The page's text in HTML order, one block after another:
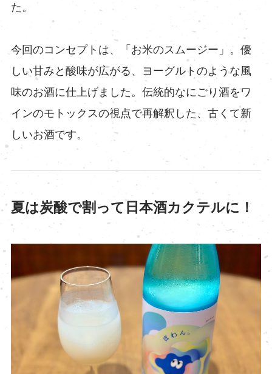
た。
今回のコンセプトは、「お米のスムージー」。優
しい甘みと酸味が広がる、ヨーグルトのような風
味のお酒に仕上げました。伝統的なにごり酒をワ
インのモトックスの視点で再解釈した、古くて新
しいお酒です。
夏は炭酸で割って日本酒カクテルに！